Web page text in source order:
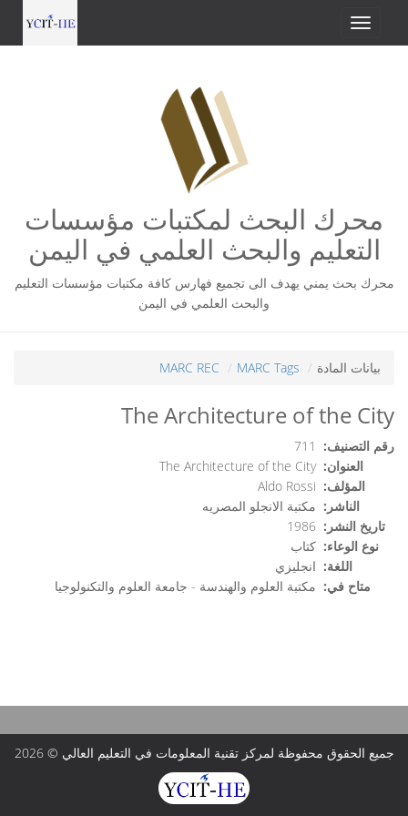
محرك البحث لمكتبات مؤسسات
التعليم والبحث العلمي في اليمن
محرك بحث يمني يهدف الى تجميع فهارس كافة مكتبات مؤسسات التعليم
والبحث العلمي في اليمن
بيانات المادة MARC Tags
MARC REC
The Architecture of the City
رقم التصنيف:
711
العنوان:The Architecture of the City
المؤلف: Aldo Rossi
الناشر: مكتبة الانجلو المصريه
تاريخ النشر: 1986
نوع الوعاء: كتاب
اللغة: انجليزي
متاح في: مكتبة العلوم والهندسة - جامعة العلوم والتكنولوجيا
جميع الحقوق محفوظة لمركز تقنية المعلومات في التعليم العالي © 2026